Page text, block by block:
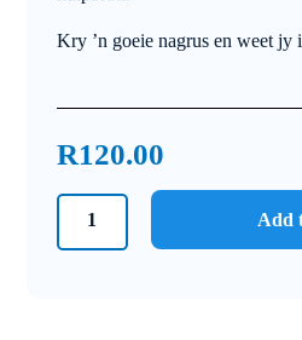
Kry ’n goeie nagrus en weet jy
R120.00
Add